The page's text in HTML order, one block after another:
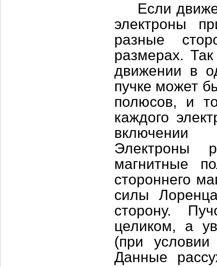
Если
электроны
разные
размерах.
движении в
пучке может
полюсов, и
каждого
включении
Электроны
магнитные
стороннего
силы
сторону.
целиком, а
(при условии
Данные